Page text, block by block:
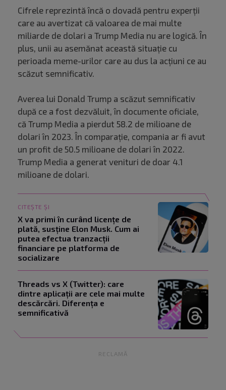
Cifrele reprezintă încă o dovadă pentru experții
care au avertizat că valoarea de mai multe
miliarde de dolari a Trump Media nu are logică. În
plus, unii au asemănat această situație cu
perioada meme-urilor care au dus la acțiuni ce au
scăzut semnificativ.
Averea lui Donald Trump a scăzut semnificativ
după ce a fost dezvăluit, în documente oficiale,
că Trump Media a pierdut 58.2 de milioane de
dolari în 2023. În comparație, compania ar fi avut
un profit de 50.5 milioane de dolari în 2022.
Trump Media a generat venituri de doar 4.1
milioane de dolari.
CITEȘTE ȘI
X va primi în curând licențe de
plată, susține Elon Musk. Cum ai
putea efectua tranzacții
financiare pe platforma de
socializare
Threads vs X (Twitter): care
dintre aplicații are cele mai multe
descărcări. Diferența e
semnificativă
RECLAMĂ